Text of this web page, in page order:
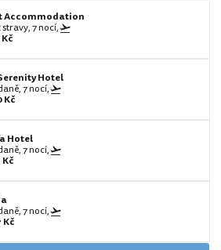
Accommodation
stravy, 7 nocí,
Kč
Hotel
7 nocí,
Kč
Hotel
7 nocí,
Kč
7 nocí,
Kč